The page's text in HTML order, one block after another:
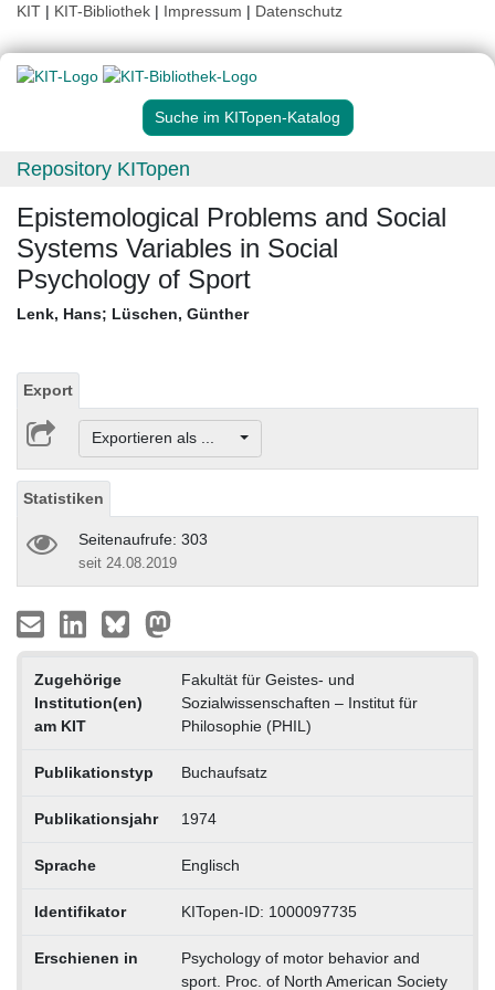
KIT | KIT-Bibliothek | Impressum | Datenschutz
Suche im KITopen-Katalog
Repository KITopen
Epistemological Problems and Social
Systems Variables in Social
Psychology of Sport
Lenk, Hans; Lüschen, Günther
Export
Exportieren als ...
Statistiken
Seitenaufrufe: 303
seit 24.08.2019
Zugehörige
Institution(en)
am KIT
Fakultät für Geistes- und
Sozialwissenschaften – Institut für
Philosophie (PHIL)
Publikationstyp Buchaufsatz
Publikationsjahr 1974
Sprache Englisch
Identifikator KITopen-ID: 1000097735
Erschienen in
Psychology of motor behavior and
sport. Proc. of North American Society